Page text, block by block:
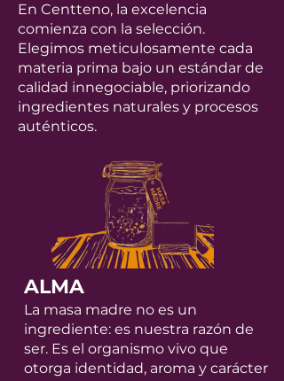
En Centteno, la excelencia
comienza con la selección.
Elegimos meticulosamente cada
materia prima bajo un estándar de
calidad innegociable, priorizando
ingredientes naturales y procesos
auténticos.
ALMA
La masa madre no es un
ingrediente: es nuestra razón de
ser. Es el organismo vivo que
otorga identidad, aroma y carácter